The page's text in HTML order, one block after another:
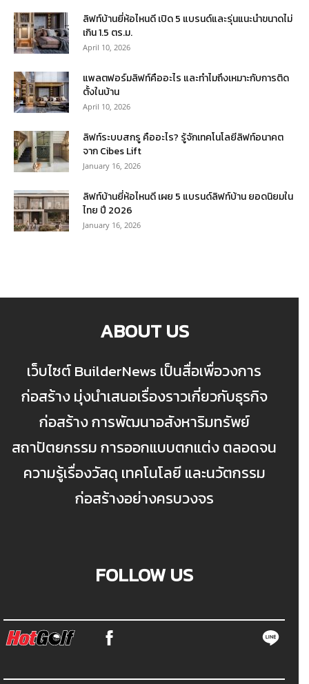
ลิฟท์บ้านยี่ห้อไหนดี เปิด 5 แบรนด์และรุ่นแนะนำขนาดไม่
เกิน 1.5 ตร.ม.
April 10, 2026
แพลตฟอร์มลิฟท์คืออะไร และทำไมถึงเหมาะกับการติด
ตั้งในบ้าน
April 10, 2026
ลิฟท์ระบบสกรู คืออะไร? รู้จักเทคโนโลยีลิฟท์อนาคต
จาก Cibes Lift
January 16, 2026
ลิฟท์บ้านยี่ห้อไหนดี เผย 5 แบรนด์ลิฟท์บ้าน ยอดนิยมใน
ไทย ปี 2026
January 16, 2026
ABOUT US
เว็บไซต์ BuilderNews เป็นสื่อเพื่อวงการ
ก่อสร้าง มุ่งนำเสนอเรื่องราวเกี่ยวกับธุรกิจ
ก่อสร้าง การพัฒนาอสังหาริมทรัพย์
สถาปัตยกรรม การออกแบบตกแต่ง ตลอดจน
ความรู้เรื่องวัสดุ เทคโนโลยี และนวัตกรรม
ก่อสร้างอย่างครบวงจร
FOLLOW US